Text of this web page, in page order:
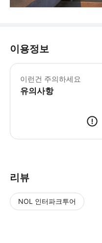
이용정보
이런건 주의하세요
유의사항
리뷰
NOL 인터파크투어